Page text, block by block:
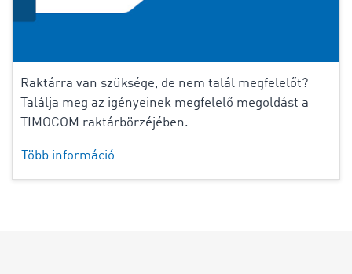
Raktárra van szüksége, de nem talál megfelelőt?
Találja meg az igényeinek megfelelő megoldást a
TIMOCOM raktárbörzéjében.
Több információ